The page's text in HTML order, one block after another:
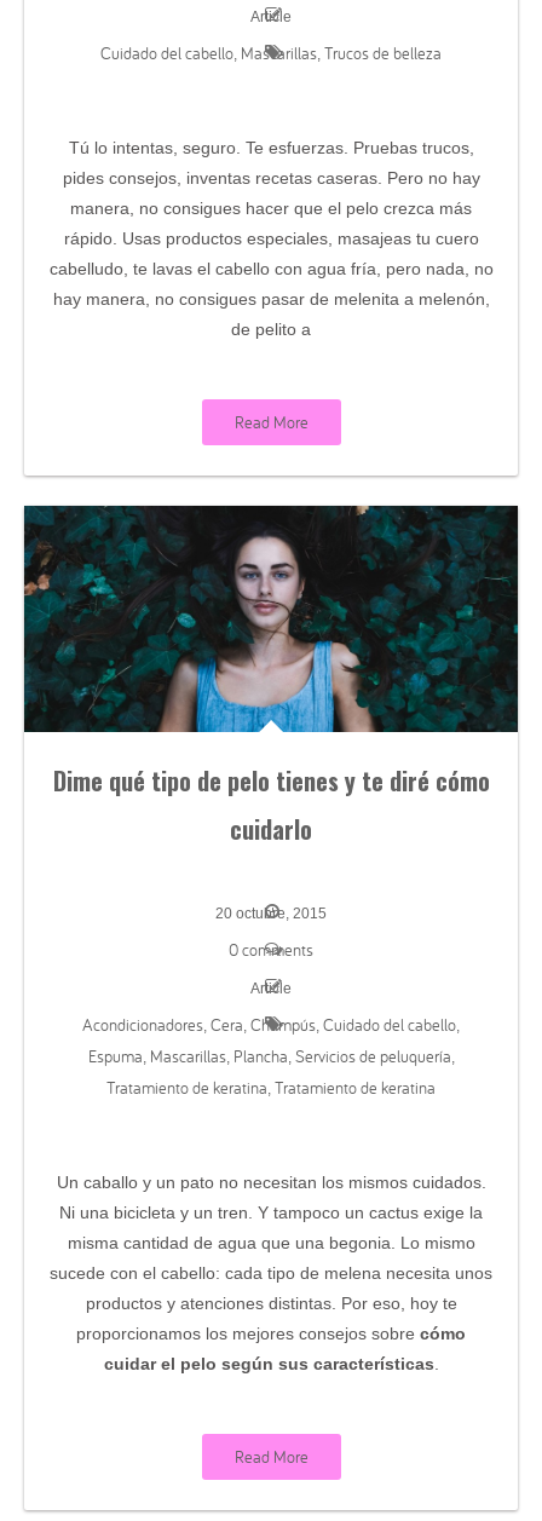
Article
Cuidado del cabello, Mascarillas, Trucos de belleza
Tú lo intentas, seguro. Te esfuerzas. Pruebas trucos,
pides consejos, inventas recetas caseras. Pero no hay
manera, no consigues hacer que el pelo crezca más
rápido. Usas productos especiales, masajeas tu cuero
cabelludo, te lavas el cabello con agua fría, pero nada, no
hay manera, no consigues pasar de melenita a melenón,
de pelito a
Read More
Dime qué tipo de pelo tienes y te diré cómo
cuidarlo
20 octubre, 2015
0 comments
Article
Acondicionadores Cera Champús Cuidado del cabello
Espuma Mascarillas, Plancha Servicios de peluquería
Tratamiento de keratina Tratamiento de keratina
Un caballo y un pato no necesitan los mismos cuidados.
Ni una bicicleta y un tren. Y tampoco un cactus exige la
misma cantidad de agua que una begonia. Lo mismo
sucede con el cabello: cada tipo de melena necesita unos
productos y atenciones distintas. Por eso, hoy te
proporcionamos los mejores consejos sobre cómo
cuidar el pelo según sus características
Read More